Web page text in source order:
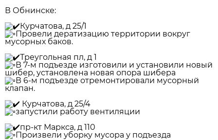
В Обнинске:
Курчатова, д 25/1
Провели дератизацию территории вокруг
мусорных баков.
Треугольная пл, д 1
В 7-м подъезде изготовили и установили новый
шибер, установлена новая опора шибера
В 6-м подъезде отремонтировали мусорный
клапан.
Курчатова, д 25/4
запустили работу вентиляции
пр-кт Маркса, д 110
Произвели уборку мусора у подъезда